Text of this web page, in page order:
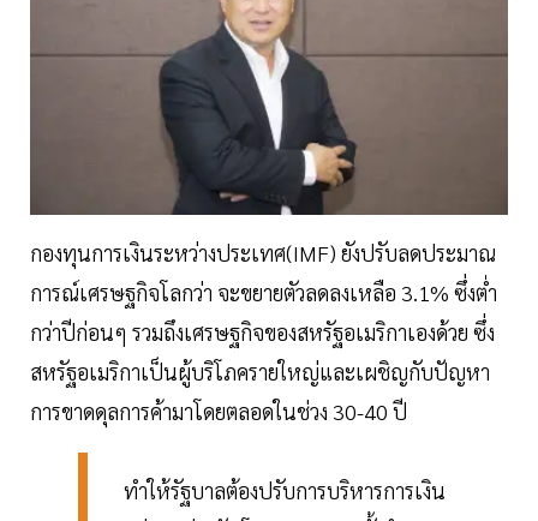
กองทุนการเงินระหว่างประเทศ(IMF) ยังปรับลดประมาณ
การณ์เศรษฐกิจโลกว่า จะขยายตัวลดลงเหลือ 3.1% ซึ่งต่ำ
กว่าปีก่อนๆ รวมถึงเศรษฐกิจของสหรัฐอเมริกาเองด้วย ซึ่ง
สหรัฐอเมริกาเป็นผู้บริโภครายใหญ่และเผชิญกับปัญหา
การขาดดุลการค้ามาโดยตลอดในช่วง 30-40 ปี
ทำให้รัฐบาลต้องปรับการบริหารการเงิน